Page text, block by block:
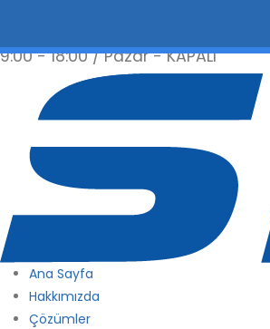
9:00 - 18:00 / Pazar - KAPALI
Ana Sayfa
Hakkımızda
Çözümler